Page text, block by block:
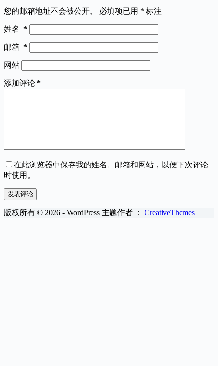
您的邮箱地址不会被公开。 必填项已用 * 标注
姓名 *
邮箱 *
网站
添加评论 *
在此浏览器中保存我的姓名、邮箱和网站，以便下次评论
时使用。
发表评论
版权所有 © 2026 - WordPress 主题作者 ： CreativeThemes